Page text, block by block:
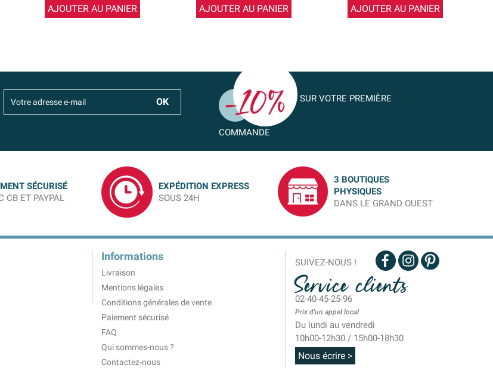
AJOUTER AU PANIER
AJOUTER AU PANIER
AJOUTER AU PANIER
SUR VOTRE PREMIÈRE
COMMANDE
SÉCURISÉ
CB ET PAYPAL
EXPÉDITION EXPRESS
SOUS 24H
3 BOUTIQUES
PHYSIQUES
DANS LE GRAND OUEST
Informations
Livraison
Mentions légales
Conditions générales de vente
Paiement sécurisé
FAQ
Qui sommes-nous ?
Contactez-nous
SUIVEZ-NOUS !
Service clients
02-40-45-25-96
Prix d'un appel local
Du lundi au vendredi
10h00-12h30 / 15h00-18h30
Nous écrire >